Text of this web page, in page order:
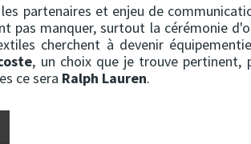
partenaires et enjeu de
pas manquer, surtout la cérémonie
cherchent à devenir
, un choix que je trouve pertinent,
ce sera Ralph Lauren.